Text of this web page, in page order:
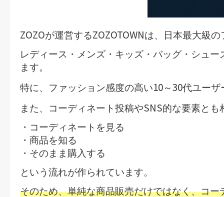
ZOZOが運営するZOZOTOWNは、日本最大級
レディース・メンズ・キッズ・バッグ・シュ
ます。
特に、ファッション感度の高い10～30代ユーザ
また、コーディネート投稿やSNS的な要素とも
・コーディネートを見る
・商品を知る
・そのまま購入する
という流れが作られています。
そのため、単純な商品販売だけではなく、コ